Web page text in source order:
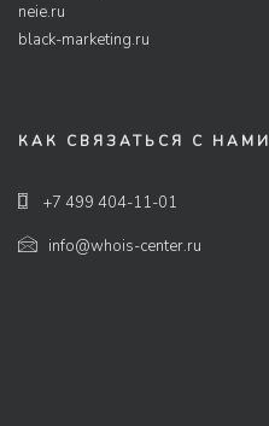
neie.ru
black-marketing.ru
КАК СВЯЗАТЬСЯ С НАМИ
+7 499 404-11-01
info@whois-center.ru